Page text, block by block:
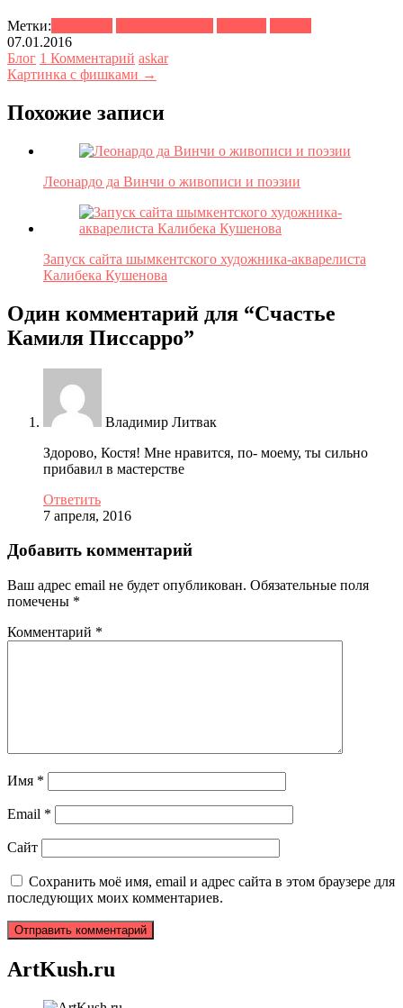
Метки:
07.01.2016
Блог 1 Комментарий askar
Картинка с фишками →
Похожие записи
Леонардо да Винчи о живописи и поэзии
Запуск сайта шымкентского художника-акварелиста
Калибека Кушенова
Один комментарий для “Счастье
Камиля Писсарро”
Владимир Литвак
Здорово, Костя! Мне нравится, по- моему, ты сильно
прибавил в мастерстве
Ответить
7 апреля, 2016
Добавить комментарий
Ваш адрес email не будет опубликован. Обязательные поля
помечены *
Комментарий *
Имя *
Email *
Сайт
Сохранить моё имя, email и адрес сайта в этом браузере для
последующих моих комментариев.
ArtKush.ru